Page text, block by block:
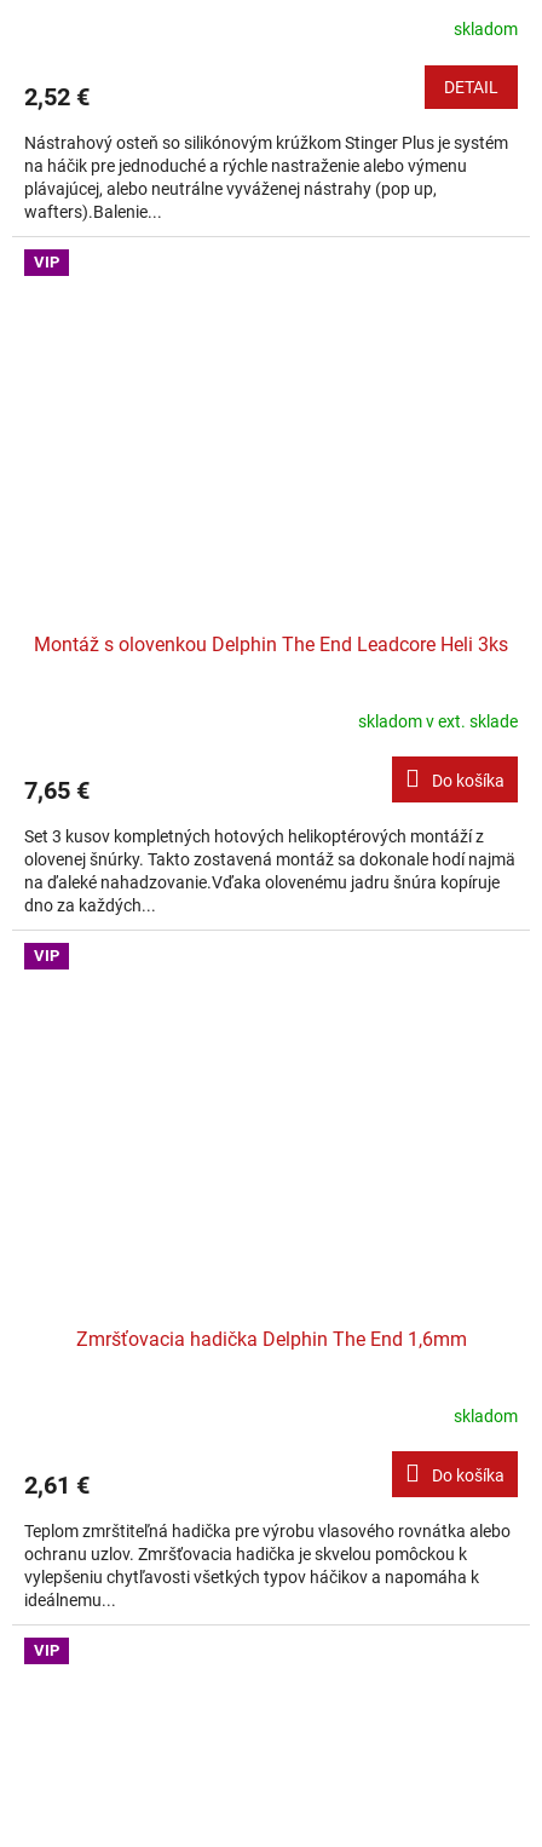
skladom
2,52 € DETAIL
Nástrahový osteň so silikónovým krúžkom Stinger Plus je systém
na háčik pre jednoduché a rýchle nastraženie alebo výmenu
plávajúcej, alebo neutrálne vyváženej nástrahy (pop up,
wafters).Balenie...
VIP
Montáž s olovenkou Delphin The End Leadcore Heli 3ks
skladom v ext. sklade
7,65 € Do košíka
Set 3 kusov kompletných hotových helikoptérových montáží z
olovenej šnúrky. Takto zostavená montáž sa dokonale hodí najmä
na ďaleké nahadzovanie.Vďaka olovenému jadru šnúra kopíruje
dno za každých...
VIP
Zmršťovacia hadička Delphin The End 1,6mm
skladom
2,61 € Do košíka
Teplom zmrštiteľná hadička pre výrobu vlasového rovnátka alebo
ochranu uzlov. Zmršťovacia hadička je skvelou pomôckou k
vylepšeniu chytľavosti všetkých typov háčikov a napomáha k
ideálnemu...
VIP